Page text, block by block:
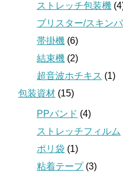
ストレッチ包装機
ブリスター/スキン
帯掛機 (6)
結束機 (2)
超音波ホチキス (1)
包装資材 (15)
PPバンド (4)
ストレッチフィルム
ポリ袋 (1)
粘着テープ(3)